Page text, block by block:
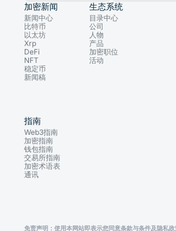
加密新闻
新闻中心
比特币
以太坊
Xrp
DeFi
NFT
稳定币
新闻稿
生态系统
目录中心
公司
人物
产品
加密职位
活动
指南
Web3指南
加密指南
钱包指南
交易所指南
加密术语表
通讯
免责声明：使用本网站即表示您同意条款与条件及隐私政